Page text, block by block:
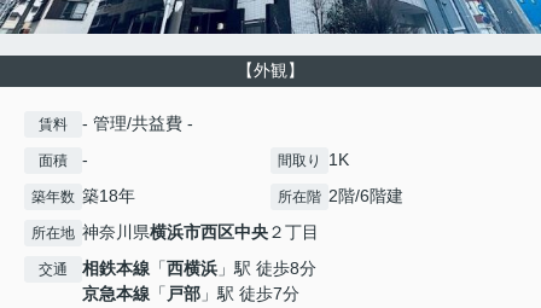
【外観】
賃料 - 管理/共益費 -
面積 - 間取り 1K
築年数 築18年 所在階 2階/6階建
所在地 神奈川県横浜市西区中央２丁目
交通 相鉄本線 「西横浜 」駅 徒歩8分
京急本線 「 戸部 」駅 徒歩7分